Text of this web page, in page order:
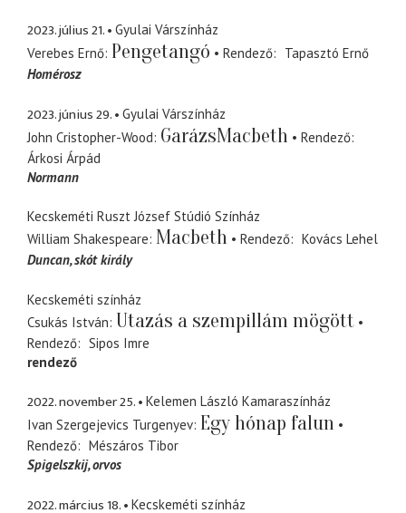
2023. július 21.
Gyulai Várszínház
Verebes Ernő Pengetangó Rendező
Tapasztó Ernő
Homérosz
2023. június 29.
Gyulai Várszínház
John Cristopher-Wood GarázsMacbeth
Rendező
Árkosi Árpád
Normann
Kecskeméti Ruszt József Stúdió Színház
William Shakespeare Macbeth Rendező
Kovács Lehel
Duncan skót király
Kecskeméti színház
Csukás István Utazás a szempillám mögött
Rendező
Sipos Imre
rendező
2022. november 25.
Kelemen László Kamaraszínház
Ivan Szergejevics Turgenyev Egy hónap falun
Rendező
Mészáros Tibor
Spigelszkij orvos
2022. március 18. Kecskeméti színház